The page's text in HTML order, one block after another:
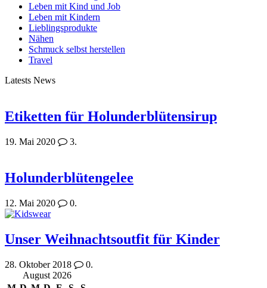
Leben mit Kind und Job
Leben mit Kindern
Lieblingsprodukte
Nähen
Schmuck selbst herstellen
Travel
Latests News
Etiketten für Holunderblütensirup
19. Mai 2020 3.
Holunderblütengelee
12. Mai 2020 0.
Unser Weihnachtsoutfit für Kinder
28. Oktober 2018
0.
August 2026